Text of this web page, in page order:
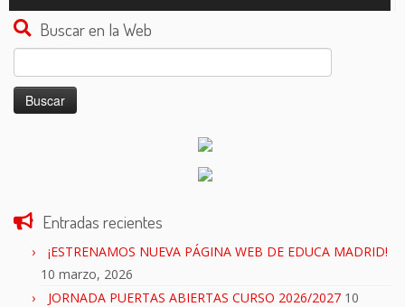
audio Buscar en la Web
Buscar:
Entradas recientes
¡ESTRENAMOS NUEVA PÁGINA WEB DE EDUCA MADRID!
10 marzo, 2026
JORNADA PUERTAS ABIERTAS CURSO 2026/2027 10